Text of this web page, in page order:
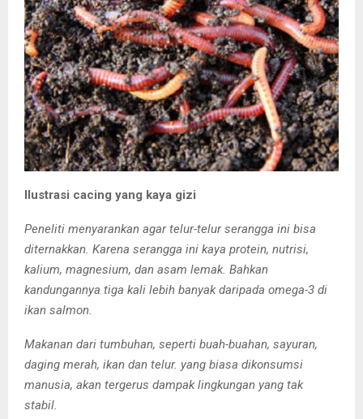
Ilustrasi cacing yang kaya gizi
Peneliti menyarankan agar telur-telur serangga ini bisa
diternakkan. Karena serangga ini kaya protein, nutrisi,
kalium, magnesium, dan asam lemak. Bahkan
kandungannya tiga kali lebih banyak daripada omega-3 di
ikan salmon.
Makanan dari tumbuhan, seperti buah-buahan, sayuran,
daging merah, ikan dan telur. yang biasa dikonsumsi
manusia, akan tergerus dampak lingkungan yang tak
stabil.